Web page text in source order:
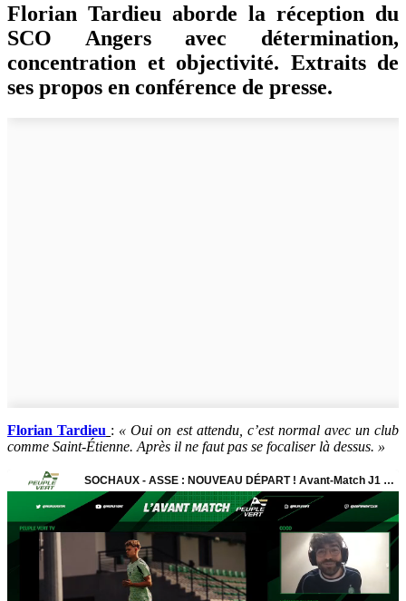
Florian Tardieu aborde la réception du
SCO Angers avec détermination,
concentration et objectivité. Extraits de
ses propos en conférence de presse.
Florian Tardieu : « Oui on est attendu, c’est normal avec un club
comme Saint-Étienne. Après il ne faut pas se focaliser là dessus. »